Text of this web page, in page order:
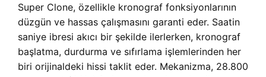
Super Clone, özellikle kronograf fonksiyonlarının
düzgün ve hassas çalışmasını garanti eder. Saatin
saniye ibresi akıcı bir şekilde ilerlerken, kronograf
başlatma, durdurma ve sıfırlama işlemlerinden her
biri orijinaldeki hissi taklit eder. Mekanizma, 28.800